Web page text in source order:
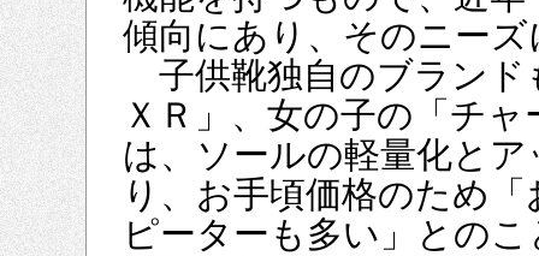
傾向にあり、そのニー
子供靴独自のブランド
ＸＲ」、女の子の「チ
は、ソールの軽量化と
り、お手頃価格のため
ピーターも多い」とのこ